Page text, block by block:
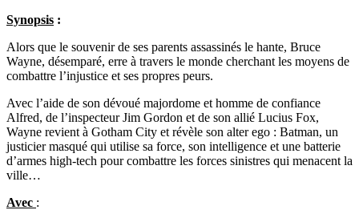
Synopsis :
Alors que le souvenir de ses parents assassinés le hante, Bruce
Wayne, désemparé, erre à travers le monde cherchant les moyens de
combattre l’injustice et ses propres peurs.
Avec l’aide de son dévoué majordome et homme de confiance
Alfred, de l’inspecteur Jim Gordon et de son allié Lucius Fox,
Wayne revient à Gotham City et révèle son alter ego : Batman, un
justicier masqué qui utilise sa force, son intelligence et une batterie
d’armes high-tech pour combattre les forces sinistres qui menacent la
ville…
Avec :